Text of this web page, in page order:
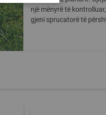
një mënyrë të
gjeni sprucatorë të